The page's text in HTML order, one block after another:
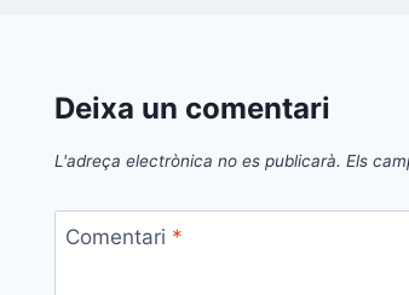
Deixa un comentari
L'adreça electrònica no es publicarà. Els
Comentari *